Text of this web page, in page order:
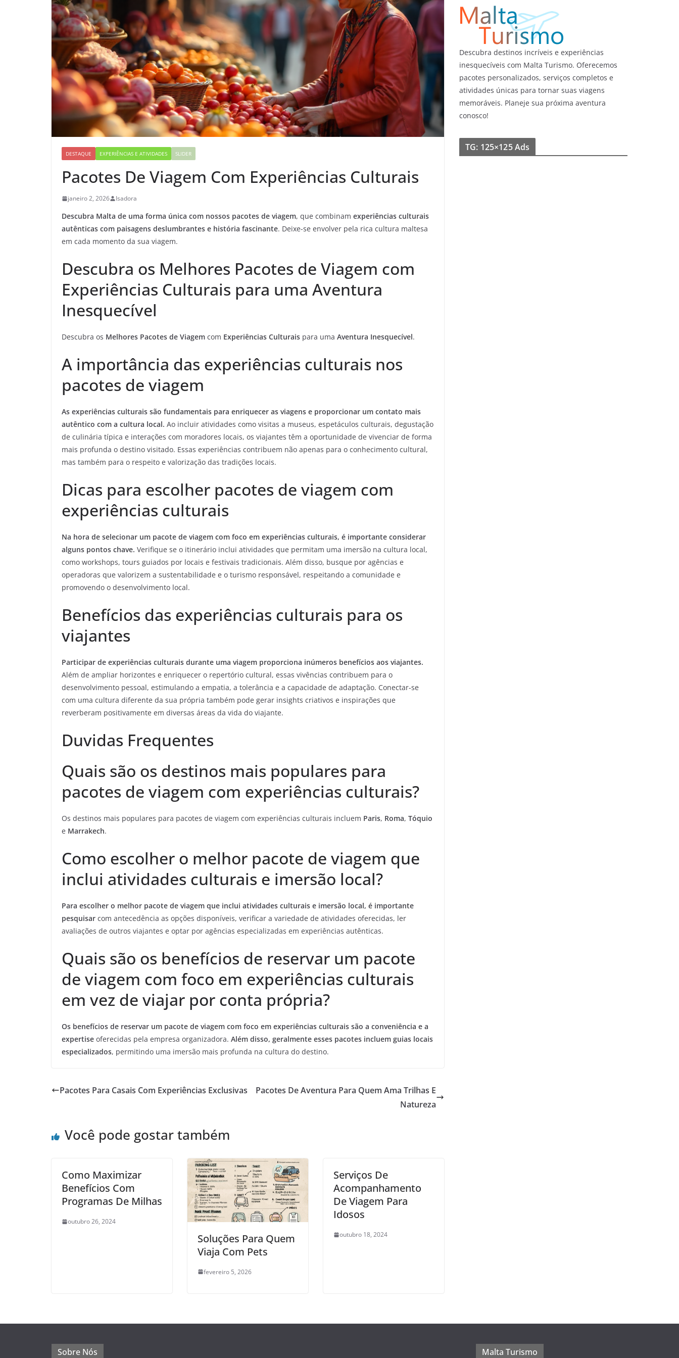
DESTAQUE EXPERIÊNCIAS E ATIVIDADES SLIDER
Pacotes De Viagem Com Experiências Culturais
janeiro 2, 2026 Isadora
Descubra Malta de uma forma única com nossos pacotes de viagem, que combinam experiências culturais
autênticas com paisagens deslumbrantes e história fascinante. Deixe-se envolver pela rica cultura maltesa
em cada momento da sua viagem.
Descubra os Melhores Pacotes de Viagem com
Experiências Culturais para uma Aventura
Inesquecível
Descubra os Melhores Pacotes de Viagem com Experiências Culturais para uma Aventura Inesquecível.
A importância das experiências culturais nos
pacotes de viagem
As experiências culturais são fundamentais para enriquecer as viagens e proporcionar um contato mais
autêntico com a cultura local. Ao incluir atividades como visitas a museus, espetáculos culturais, degustação
de culinária típica e interações com moradores locais, os viajantes têm a oportunidade de vivenciar de forma
mais profunda o destino visitado. Essas experiências contribuem não apenas para o conhecimento cultural,
mas também para o respeito e valorização das tradições locais.
Dicas para escolher pacotes de viagem com
experiências culturais
Na hora de selecionar um pacote de viagem com foco em experiências culturais, é importante considerar
alguns pontos chave. Verifique se o itinerário inclui atividades que permitam uma imersão na cultura local,
como workshops, tours guiados por locais e festivais tradicionais. Além disso, busque por agências e
operadoras que valorizem a sustentabilidade e o turismo responsável, respeitando a comunidade e
promovendo o desenvolvimento local.
Benefícios das experiências culturais para os
viajantes
Participar de experiências culturais durante uma viagem proporciona inúmeros benefícios aos viajantes.
Além de ampliar horizontes e enriquecer o repertório cultural, essas vivências contribuem para o
desenvolvimento pessoal, estimulando a empatia, a tolerância e a capacidade de adaptação. Conectar-se
com uma cultura diferente da sua própria também pode gerar insights criativos e inspirações que
reverberam positivamente em diversas áreas da vida do viajante.
Duvidas Frequentes
Quais são os destinos mais populares para
pacotes de viagem com experiências culturais?
Os destinos mais populares para pacotes de viagem com experiências culturais incluem Paris, Roma, Tóquio
e Marrakech.
Como escolher o melhor pacote de viagem que
inclui atividades culturais e imersão local?
Para escolher o melhor pacote de viagem que inclui atividades culturais e imersão local, é importante
pesquisar com antecedência as opções disponíveis, verificar a variedade de atividades oferecidas, ler
avaliações de outros viajantes e optar por agências especializadas em experiências autênticas.
Quais são os benefícios de reservar um pacote
de viagem com foco em experiências culturais
em vez de viajar por conta própria?
Os benefícios de reservar um pacote de viagem com foco em experiências culturais são a conveniência e a
expertise oferecidas pela empresa organizadora. Além disso, geralmente esses pacotes incluem guias locais
especializados, permitindo uma imersão mais profunda na cultura do destino.
Pacotes Para Casais Com Experiências Exclusivas
Pacotes De Aventura Para Quem Ama Trilhas E
Natureza
Você pode gostar também
Como Maximizar
Benefícios Com
Programas De Milhas
outubro 26, 2024
Soluções Para Quem
Viaja Com Pets
fevereiro 5, 2026
Serviços De
Acompanhamento
De Viagem Para
Idosos
outubro 18, 2024
Descubra destinos incríveis e experiências
inesquecíveis com Malta Turismo. Oferecemos
pacotes personalizados, serviços completos e
atividades únicas para tornar suas viagens
memoráveis. Planeje sua próxima aventura
conosco!
TG: 125×125 Ads
Sobre Nós Malta Turismo